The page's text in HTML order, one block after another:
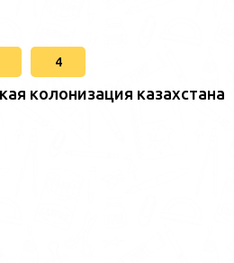
4
колонизация казахстана